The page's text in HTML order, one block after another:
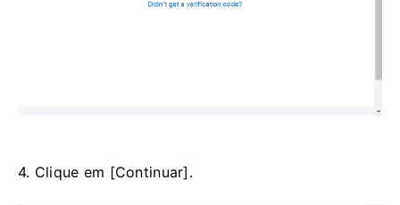
4. Clique em [Continuar].